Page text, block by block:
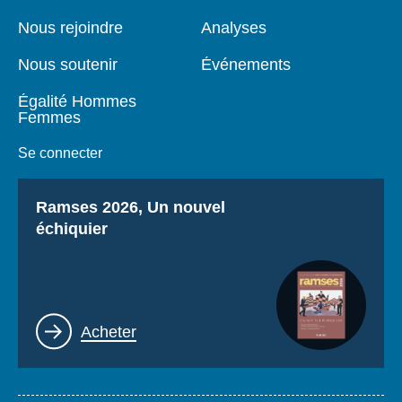
Nous rejoindre
Nous soutenir
Égalité Hommes
Femmes
Se connecter
Analyses
Événements
Titre
Ramses 2026, Un nouvel
échiquier
Lien
Acheter